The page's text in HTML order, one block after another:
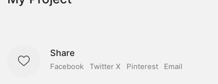
Share
Facebook Twitter X Pinterest Email